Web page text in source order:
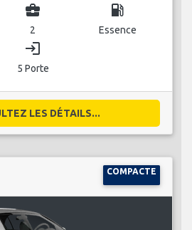
business_center
2
local_gas_station
Essence
login
5 Porte
LES DÉTAILS...
COMPACTE